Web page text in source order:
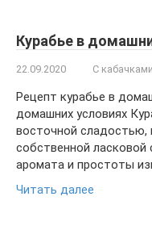
Курабье в
22.09.2020 С кабачками
Рецепт курабье в
домашних условиях
восточной
собственной ласковой
аромата и простоты
Читать далее